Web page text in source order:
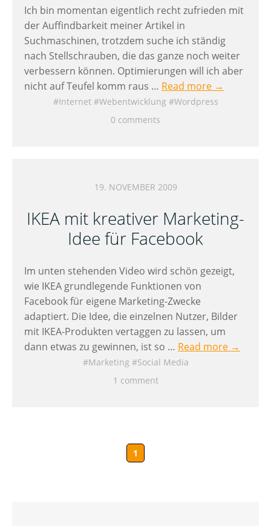
Ich bin momentan eigentlich recht zufrieden mit
der Auffindbarkeit meiner Artikel in
Suchmaschinen, trotzdem suche ich ständig
nach Stellschrauben, die das ganze noch weiter
verbessern können. Optimierungen will ich aber
nicht auf Teufel komm raus … Read more →
Internet Webentwicklung
Wordpress
0 comments
19. NOVEMBER 2009
IKEA mit kreativer Marketing-
Idee für Facebook
Im unten stehenden Video wird schön gezeigt,
wie IKEA grundlegende Funktionen von
Facebook für eigene Marketing-Zwecke
adaptiert. Die Idee, die einzelnen Nutzer, Bilder
mit IKEA-Produkten vertaggen zu lassen, um
dann etwas zu gewinnen, ist so … Read more →
Marketing
Social Media
1 comment
1